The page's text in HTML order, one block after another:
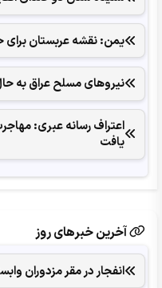
یمن: نقشه عربستان برای
نیروهای مسلح عراق به
یافت
آخرین خبرهای روز
انفجار در مقر مزدوران